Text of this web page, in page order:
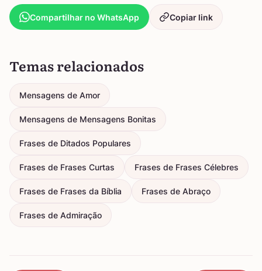
Compartilhar no WhatsApp Copiar link
Temas relacionados
Mensagens de Amor
Mensagens de Mensagens Bonitas
Frases de Ditados Populares
Frases de Frases Curtas Frases de Frases Célebres
Frases de Frases da Bíblia Frases de Abraço
Frases de Admiração